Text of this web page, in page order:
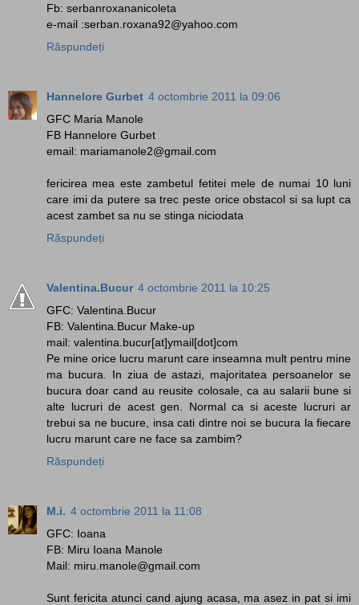
Fb: serbanroxananicoleta
e-mail :serban.roxana92@yahoo.com
Răspundeți
Hannelore Gurbet 4 octombrie 2011 la 09:06
GFC Maria Manole
FB Hannelore Gurbet
email: mariamanole2@gmail.com
fericirea mea este zambetul fetitei mele de numai 10 luni
care imi da putere sa trec peste orice obstacol si sa lupt ca
acest zambet sa nu se stinga niciodata
Răspundeți
Valentina.Bucur 4 octombrie 2011 la 10:25
GFC: Valentina.Bucur
FB: Valentina.Bucur Make-up
mail: valentina.bucur[at]ymail[dot]com
Pe mine orice lucru marunt care inseamna mult pentru mine
ma bucura. In ziua de astazi, majoritatea persoanelor se
bucura doar cand au reusite colosale, ca au salarii bune si
alte lucruri de acest gen. Normal ca si aceste lucruri ar
trebui sa ne bucure, insa cati dintre noi se bucura la fiecare
lucru marunt care ne face sa zambim?
Răspundeți
M.i. 4 octombrie 2011 la 11:08
GFC: Ioana
FB: Miru Ioana Manole
Mail: miru.manole@gmail.com
Sunt fericita atunci cand ajung acasa, ma asez in pat si imi